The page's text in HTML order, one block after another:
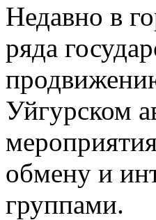
Недавно в
ряда
Уйгурском
обмену и
группами.